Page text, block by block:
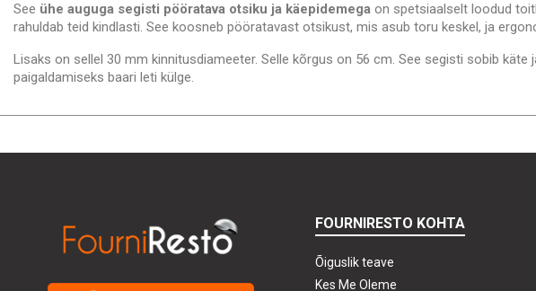
See ühe auguga segisti pööratava otsiku ja käepidemega on spetsiaalselt loodud
rahuldab teid kindlasti. See koosneb pööratavast otsikust, mis asub toru keskel, ja
Lisaks on sellel 30 mm kinnitusdiameeter. Selle kõrgus on 56 cm. See segisti sobib
paigaldamiseks baari leti külge.
FOURNIRESTO KOHTA
Õiguslik teave
Kes Me Oleme